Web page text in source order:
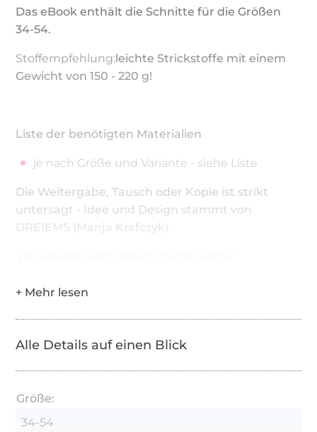
Das eBook enthält die Schnitte für die Größen
34-54.
Stoffempfehlung:leichte Strickstoffe mit einem
Gewicht von 150 - 220 g!
Liste der benötigten Materialien
je nach Größe und Variante - siehe Liste
Die Weitergabe, Tausch oder Kopie ist strikt
untersagt - Idee und Design stammt von
DREIEMS (Manja Krafczyk).
Alle Details auf einen Blick
Größe:
34-54